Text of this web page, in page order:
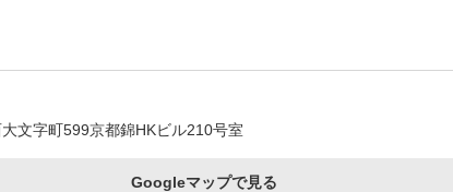
文字町599京都錦HKビル210号室
Googleマップで見る